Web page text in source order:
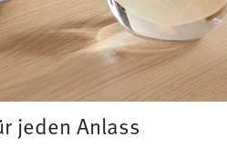
jeden Anlass